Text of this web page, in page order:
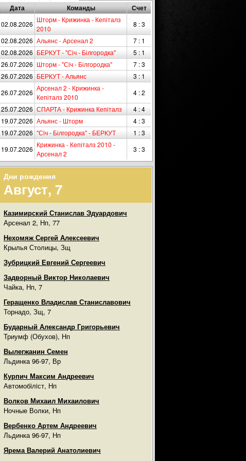
Дата Команды Счет
02.08.2026
Шторм - Крижинка - Кепіталз
2010
8 : 3
02.08.2026 Альянс - Арсенал 2
7 : 1
02.08.2026 БЕРКУТ - "Сiч - Білгородка"
5 : 1
26.07.2026 Шторм - "Сiч - Білгородка"
7 : 3
26.07.2026 БЕРКУТ - Альянс
3 : 1
26.07.2026
Арсенал 2 - Крижинка -
Кепіталз 2010
4 : 2
25.07.2026 СПАРТА - Крижинка Кепіталз
4 : 4
19.07.2026 Альянс - Шторм
4 : 3
19.07.2026 "Сiч - Білгородка" - БЕРКУТ
1 : 3
19.07.2026
Крижинка - Кепіталз 2010 -
Арсенал 2
3 : 3
Дни рождения
Август, 7
Казимирский Станислав Эдуардович
Арсенал 2, Нп, 77
Нехомяж Сергей Алексеевич
Крылья Столицы, Зщ
Зубрицкий Евгений Сергеевич
Задворный Виктор Николаевич
Чайка, Нп, 7
Геращенко Владислав Станиславович
Торнадо, Зщ, 7
Бударный Александр Григорьевич
Триумф (Обухов), Нп
Вылегжанин Семен
Льдинка 96-97, Вр
Курпич Максим Андреевич
Автомобiлiст, Нп
Волков Михаил Михаилович
Ночные Волки, Нп
Вербенко Артем Андреевич
Льдинка 96-97, Нп
Ярема Валерий Анатолиевич